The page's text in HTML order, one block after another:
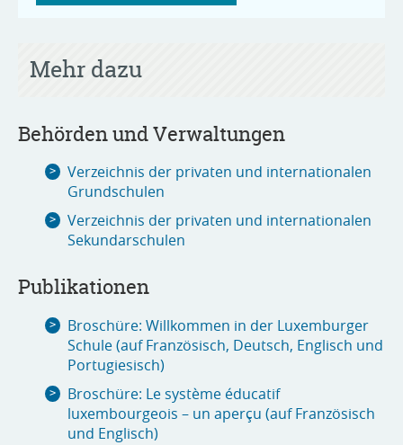
Mehr dazu
Behörden und Verwaltungen
Verzeichnis der privaten und internationalen
Grundschulen
Verzeichnis der privaten und internationalen
Sekundarschulen
Publikationen
Broschüre: Willkommen in der Luxemburger
Schule (auf Französisch, Deutsch, Englisch und
Portugiesisch)
Broschüre: Le système éducatif
luxembourgeois – un aperçu (auf Französisch
und Englisch)